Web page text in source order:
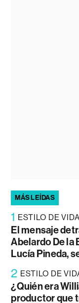
MÁS LEÍDAS
1 ESTILO DE VIDA
El mensaje
Abelardo De la
Lucía Pineda,
2 ESTILO DE
¿Quién era
productor que